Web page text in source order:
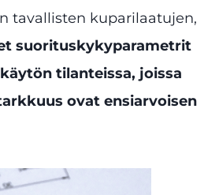
tavallisten kuparilaatujen,
suorituskykyparametrit
tilanteissa, joissa
ovat ensiarvoisen